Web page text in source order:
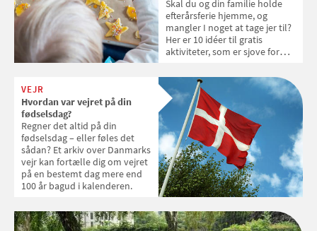
Skal du og din familie holde
efterårsferie hjemme, og
mangler I noget at tage jer til?
Her er 10 idéer til gratis
aktiviteter, som er sjove for
indendørsaktiviteter til
regnvejrsdagene og
udendørsaktiviteter, der
passer til det danske
efterårsvejr
VEJR
Hvordan var vejret på din
fødselsdag?
Regner det altid på din
fødselsdag – eller føles det
sådan? Et arkiv over Danmarks
vejr kan fortælle dig om vejret
på en bestemt dag mere end
100 år bagud i kalenderen.